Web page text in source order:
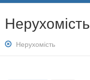
Ви
єНерухомість
Зняти
фільтр:
Нерухомість